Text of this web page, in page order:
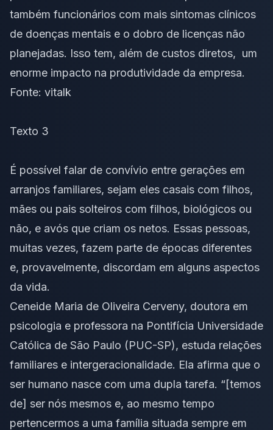
também funcionários com mais sintomas clínicos
de doenças mentais e o dobro de licenças não
planejadas. Isso tem, além de custos diretos, um
enorme impacto na produtividade da empresa.
Fonte: vitalk
Texto 3
É possível falar de convívio entre gerações em
arranjos familiares, sejam eles casais com filhos,
mães ou pais solteiros com filhos, biológicos ou
não, e avós que criam os netos. Essas pessoas,
muitas vezes, fazem parte de épocas diferentes
e, provavelmente, discordam em alguns aspectos
da vida.
Ceneide Maria de Oliveira Cerveny, doutora em
psicologia e professora na Pontifícia Universidade
Católica de São Paulo (PUC-SP), estuda relações
familiares e intergeracionalidade. Ela afirma que o
ser humano nasce com uma dupla tarefa. “[temos
de] ser nós mesmos e, ao mesmo tempo
pertencermos a uma família situada sempre em